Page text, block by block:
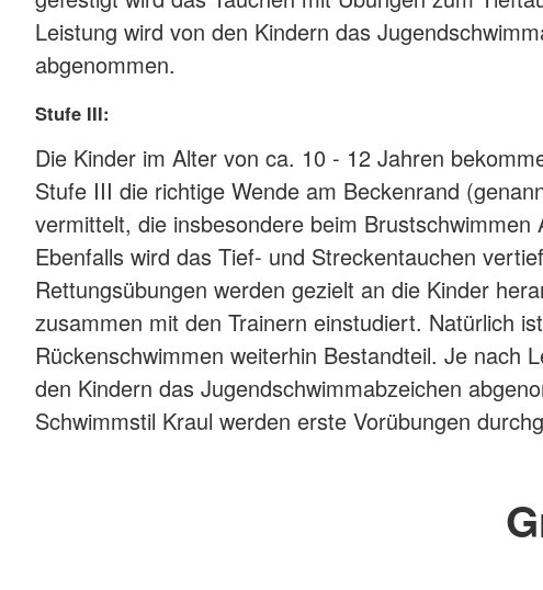
Leistung wird von den Kindern das
abgenommen.
Stufe III:
Die Kinder im Alter von ca. 10 - 12 Jahren
Stufe III die richtige Wende am Beckenrand
vermittelt, die insbesondere beim Brustschwimmen
Ebenfalls wird das Tief- und Streckentauchen
Rettungsübungen werden gezielt an die Kinder
zusammen mit den Trainern einstudiert. Natürlich
Rückenschwimmen weiterhin Bestandteil. Je nach
den Kindern das Jugendschwimmabzeichen
Schwimmstil Kraul werden erste Vorübungen